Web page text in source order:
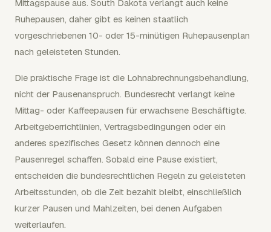
Mittagspause aus. South Dakota verlangt auch keine
Ruhepausen, daher gibt es keinen staatlich
vorgeschriebenen 10- oder 15-minütigen Ruhepausenplan
nach geleisteten Stunden.
Die praktische Frage ist die Lohnabrechnungsbehandlung,
nicht der Pausenanspruch. Bundesrecht verlangt keine
Mittag- oder Kaffeepausen für erwachsene Beschäftigte.
Arbeitgeberrichtlinien, Vertragsbedingungen oder ein
anderes spezifisches Gesetz können dennoch eine
Pausenregel schaffen. Sobald eine Pause existiert,
entscheiden die bundesrechtlichen Regeln zu geleisteten
Arbeitsstunden, ob die Zeit bezahlt bleibt, einschließlich
kurzer Pausen und Mahlzeiten, bei denen Aufgaben
weiterlaufen.